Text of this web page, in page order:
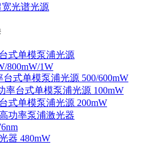
宽光谱光源
式单模泵浦光源
800mW/1W
台式单模泵浦光源 500/600mW
率台式单模泵浦光源 100mW
式单模泵浦光源 200mW
功率泵浦激光器
器 480mW